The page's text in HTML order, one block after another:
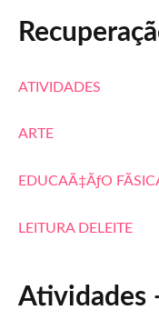
ATIVIDADES
ARTE
EDUCAÃ‡ÃƒO
LEITURA DELEITE
Atividades